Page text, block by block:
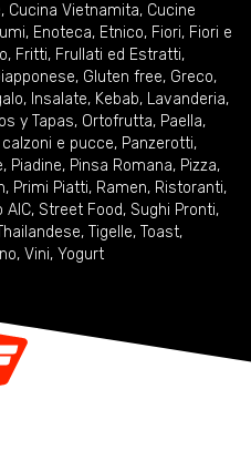
, Cucina Vietnamita, Cucine
, Enoteca, Etnico, Fiori, Fiori e
, Fritti, Frullati ed Estratti,
, Gluten free, Greco,
, Insalate, Kebab, Lavanderia,
y Tapas, Ortofrutta, Paella,
calzoni e pucce, Panzerotti,
, Piadine, Pinsa Romana, Pizza,
, Primi Piatti, Ramen, Ristoranti,
AIC, Street Food, Sughi Pronti,
, Tigelle, Toast,
, Vini, Yogurt